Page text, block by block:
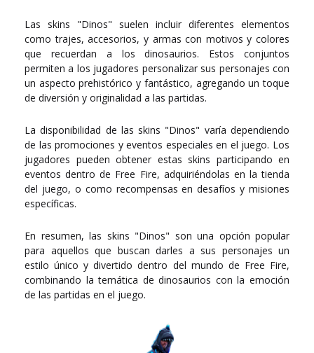
Las skins "Dinos" suelen incluir diferentes elementos
como trajes, accesorios, y armas con motivos y colores
que recuerdan a los dinosaurios. Estos conjuntos
permiten a los jugadores personalizar sus personajes con
un aspecto prehistórico y fantástico, agregando un toque
de diversión y originalidad a las partidas.
La disponibilidad de las skins "Dinos" varía dependiendo
de las promociones y eventos especiales en el juego. Los
jugadores pueden obtener estas skins participando en
eventos dentro de Free Fire, adquiriéndolas en la tienda
del juego, o como recompensas en desafíos y misiones
específicas.
En resumen, las skins "Dinos" son una opción popular
para aquellos que buscan darles a sus personajes un
estilo único y divertido dentro del mundo de Free Fire,
combinando la temática de dinosaurios con la emoción
de las partidas en el juego.